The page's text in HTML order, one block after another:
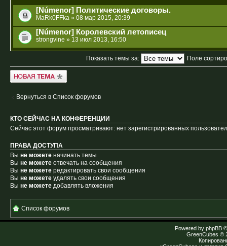
[Númenor] Политические договоры.
MaRk0FFka » 08 мар 2015, 20:39
[Númenor] Королевский летописец
strongvine » 13 июл 2013, 16:50
Показать темы за: Поле
Новая тема
Вернуться в Список форумов
КТО СЕЙЧАС НА КОНФЕРЕНЦИИ
Сейчас этот форум просматривают: нет зарегистрированных
ПРАВА ДОСТУПА
Вы не можете начинать темы
Вы не можете отвечать на сообщения
Вы не можете редактировать свои сообщения
Вы не можете удалять свои сообщения
Вы не можете добавлять вложения
Список форумов
Powered by phpBB
GreenCubes ©